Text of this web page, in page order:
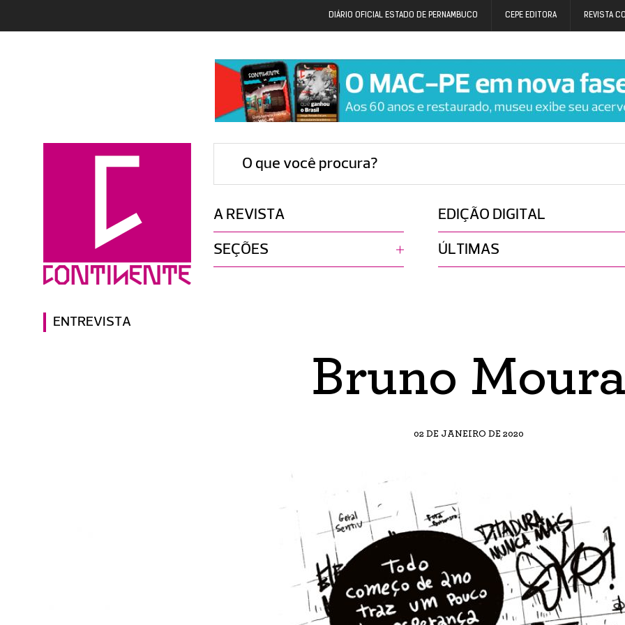
DIÁRIO OFICIAL ESTADO DE PERNAMBUCO CEPE EDITORA REVISTA
O que você procura?
A REVISTA EDIÇÃO DIGITAL
SEÇÕES ÚLTIMAS
ENTREVISTA
Bruno
02 DE JANEIRO DE 2020